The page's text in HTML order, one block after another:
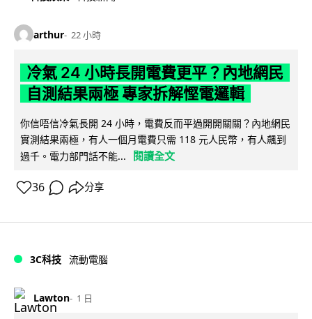
arthur 22 小時
冷氣 24 小時長開電費更平？內地網民
自測結果兩極 專家拆解慳電邏輯
你信唔信冷氣長開 24 小時，電費反而平過開開關關？內地網民
實測結果兩極，有人一個月電費只需 118 元人民幣，有人飆到
過千。電力部門話不能...
閱讀全文
36 分享
3C科技 流動電腦
Lawton 1 日